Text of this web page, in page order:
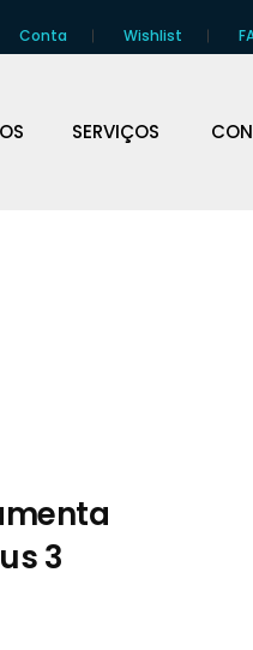
Conta Wishlist
SERVIÇOS
3